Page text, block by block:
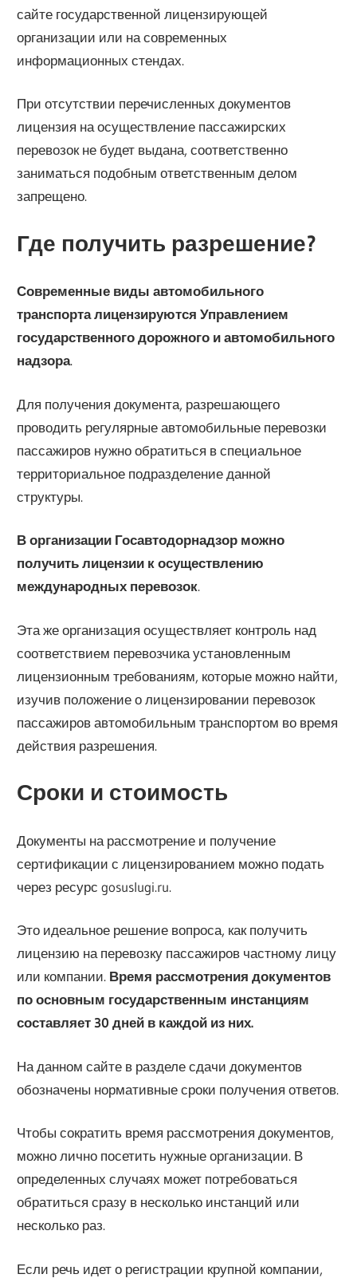
сайте государственной лицензирующей
организации или на современных
информационных стендах.
При отсутствии перечисленных документов
лицензия на осуществление пассажирских
перевозок не будет выдана, соответственно
заниматься подобным ответственным делом
запрещено.
Где получить разрешение?
Современные виды автомобильного
транспорта лицензируются Управлением
государственного дорожного и автомобильного
надзора.
Для получения документа, разрешающего
проводить регулярные автомобильные перевозки
пассажиров нужно обратиться в специальное
территориальное подразделение данной
структуры.
В организации Госавтодорнадзор можно
получить лицензии к осуществлению
международных перевозок.
Эта же организация осуществляет контроль над
соответствием перевозчика установленным
лицензионным требованиям, которые можно найти,
изучив положение о лицензировании перевозок
пассажиров автомобильным транспортом во время
действия разрешения.
Сроки и стоимость
Документы на рассмотрение и получение
сертификации с лицензированием можно подать
через ресурс gosuslugi.ru.
Это идеальное решение вопроса, как получить
лицензию на перевозку пассажиров частному лицу
или компании. Время рассмотрения документов
по основным государственным инстанциям
составляет 30 дней в каждой из них.
На данном сайте в разделе сдачи документов
обозначены нормативные сроки получения ответов.
Чтобы сократить время рассмотрения документов,
можно лично посетить нужные организации. В
определенных случаях может потребоваться
обратиться сразу в несколько инстанций или
несколько раз.
Если речь идет о регистрации крупной компании,